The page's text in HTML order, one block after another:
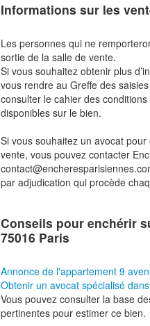
Informations sur les
Les personnes qui ne
sortie de la salle de vente.
Si vous souhaitez obtenir plus
vous rendre au Greffe des
consulter le cahier des
disponibles sur le bien.
Si vous souhaitez un avocat
vente, vous pouvez contacter
par adjudication qui procède
Conseils pour enchérir
75016 Paris
Annonce de l'appartement 9
Obtenir un avocat spécialisé
Vous pouvez consulter la base
pertinentes pour estimer ce bien.